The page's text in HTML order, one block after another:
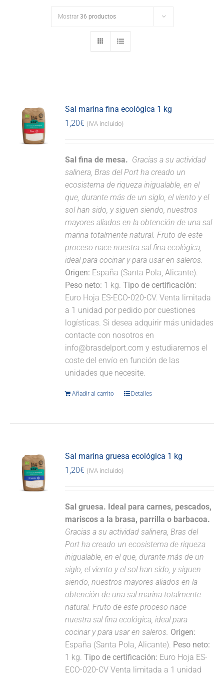
Mostrar 36 productos
Sal marina fina ecológica 1 kg
1,20€ (IVA incluido)
Sal fina de mesa. Gracias a su actividad
salinera, Bras del Port ha creado un
ecosistema de riqueza inigualable, en el
que, durante más de un siglo, el viento y el
sol han sido, y siguen siendo, nuestros
mayores aliados en la obtención de una sal
marina totalmente natural. Fruto de este
proceso nace nuestra sal fina ecológica,
ideal para cocinar y para usar en saleros.
Origen: España (Santa Pola, Alicante).
Peso neto: 1 kg.Tipo de certificación:
Euro Hoja ES-ECO-020-CV. Venta limitada
a 1 unidad por pedido por cuestiones
logísticas. Si desea adquirir más unidades
contacte con nosotros en
info@brasdelport.com y estudiaremos el
coste del envío en función de las
unidades que necesite.
Añadir al carrito Detalles
Sal marina gruesa ecológica 1 kg
1,20€ (IVA incluido)
Sal gruesa. Ideal para carnes, pescados,
mariscos a la brasa, parrilla o barbacoa.
Gracias a su actividad salinera, Bras del
Port ha creado un ecosistema de riqueza
inigualable, en el que, durante más de un
siglo, el viento y el sol han sido, y siguen
siendo, nuestros mayores aliados en la
obtención de una sal marina totalmente
natural. Fruto de este proceso nace
nuestra sal fina ecológica, ideal para
cocinar y para usar en saleros. Origen:
España (Santa Pola, Alicante). Peso neto:
1 kg.Tipo de certificación: Euro Hoja ES-
ECO-020-CV Venta limitada a 1 unidad